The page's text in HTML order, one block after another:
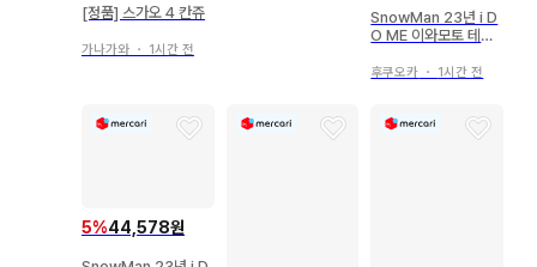
[정품] 스가오 4 칸쥬
가나가와 ・ 1시간 전
SnowMan 23년 i D
O ME 이와모토 테루
후쿠오카 ・ 1시간 전
5%44,578원